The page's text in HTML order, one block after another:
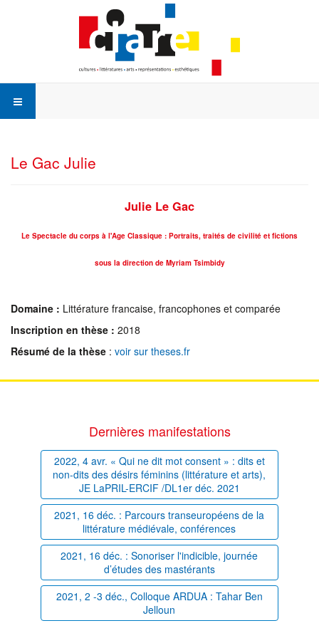
Le Gac Julie
Julie Le Gac
Le Spectacle du corps à l'Age Classique : Portraits, traités de civilité et fictions
sous la direction de Myriam Tsimbidy
Domaine : Littérature francaise, francophones et comparée
Inscription en thèse : 2018
Résumé de la thèse : voir sur theses.fr
Dernières manifestations
2022, 4 avr. « Qui ne dit mot consent » : dits et
non-dits des désirs féminins (littérature et arts),
JE LaPRIL-ERCIF /DL1er déc. 2021
2021, 16 déc. : Parcours transeuropéens de la
littérature médiévale, conférences
2021, 16 déc. : Sonoriser l'indicible, journée
d’études des mastérants
2021, 2 -3 déc., Colloque ARDUA : Tahar Ben
Jelloun